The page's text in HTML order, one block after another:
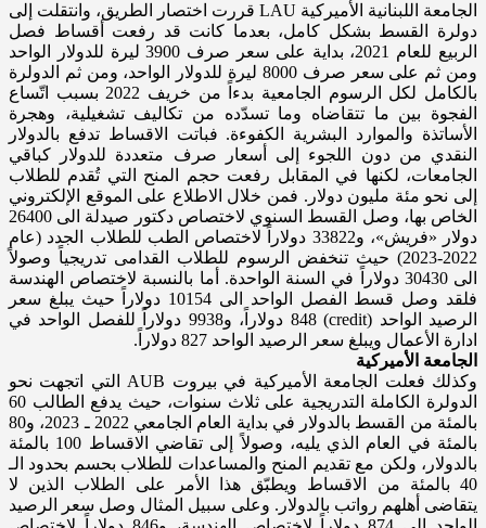
الجامعة اللبنانية الأميركية LAU قررت اختصار الطريق، وانتقلت إلى
دولرة القسط بشكل كامل، بعدما كانت قد رفعت أقساط فصل
الربيع للعام 2021، بداية على سعر صرف 3900 ليرة للدولار الواحد
ومن ثم على سعر صرف 8000 ليرة للدولار الواحد، ومن ثم الدولرة
بالكامل لكل الرسوم الجامعية بدءاً من خريف 2022 بسبب اتّساع
الفجوة بين ما تتقاضاه وما تسدّده من تكاليف تشغيلية، وهجرة
الأساتذة والموارد البشرية الكفوءة. فباتت الاقساط تدفع بالدولار
النقدي من دون اللجوء إلى أسعار صرف متعددة للدولار كباقي
الجامعات، لكنها في المقابل رفعت حجم المنح التي تُقدم للطلاب
إلى نحو مئة مليون دولار. فمن خلال الاطلاع على الموقع الإلكتروني
الخاص بها، وصل القسط السنوي لاختصاص دكتور صيدلة الى 26400
دولار «فريش»، و33822 دولاراً لاختصاص الطب للطلاب الجدد (عام
2022-2023) حيث تنخفض الرسوم للطلاب القدامى تدريجياً وصولاً
الى 30430 دولاراً في السنة الواحدة. أما بالنسبة لاختصاص الهندسة
فلقد وصل قسط الفصل الواحد الى 10154 دولاراً حيث يبلغ سعر
الرصيد الواحد (credit) 848 دولاراً، و9938 دولاراً للفصل الواحد في
ادارة الأعمال ويبلغ سعر الرصيد الواحد 827 دولاراً.
الجامعة الأميركية
وكذلك فعلت الجامعة الأميركية في بيروت AUB التي اتجهت نحو
الدولرة الكاملة التدريجية على ثلاث سنوات، حيث يدفع الطالب 60
بالمئة من القسط بالدولار في بداية العام الجامعي 2022 ـ 2023، و80
بالمئة في العام الذي يليه، وصولاً إلى تقاضي الاقساط 100 بالمئة
بالدولار، ولكن مع تقديم المنح والمساعدات للطلاب بحسم بحدود الـ
40 بالمئة من الاقساط ويطبّق هذا الأمر على الطلاب الذين لا
يتقاضى أهلهم رواتب بالدولار. وعلى سبيل المثال وصل سعر الرصيد